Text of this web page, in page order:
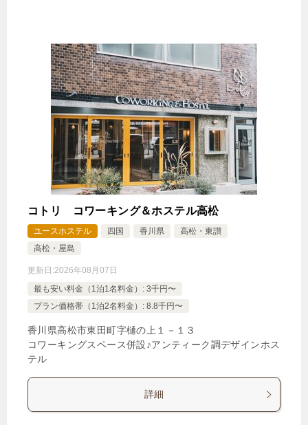
コトリ コワーキング＆ホステル高松
ユースホステル 四国 香川県
高松・東讃
高松・屋島
更新日:2026年08月07日
最も安い料金（1泊1名料金）: 3千円〜
プラン価格帯（1泊2名料金）: 8.8千円〜
香川県高松市東田町字樋の上１－１３
コワーキングスペース併設♪アンティーク調デザインホス
テル
詳細